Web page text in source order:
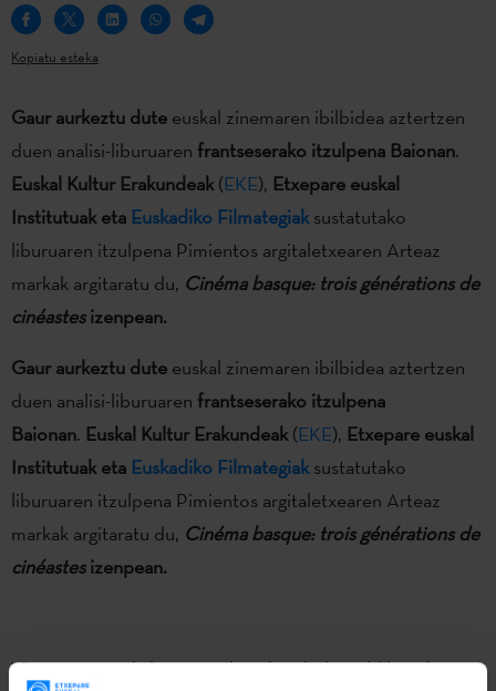
Kopiatu esteka
Gaur aurkeztu dute euskal zinemaren ibilbidea aztertzen
duen analisi-liburuaren frantseserako itzulpena Baionan.
Euskal Kultur Erakundeak(EKE), Etxepare euskal
Institutuak eta Euskadiko Filmategiaksustatutako
liburuaren itzulpena Pimientos argitaletxearen Arteaz
markak argitaratu du, Cinéma basque: trois générations de
cinéastesizenpean.
Gaur aurkeztu dute euskal zinemaren ibilbidea aztertzen
duen analisi-liburuaren frantseserako itzulpena
Baionan. Euskal Kultur Erakundeak(EKE), Etxepare euskal
Institutuak eta Euskadiko Filmategiaksustatutako
liburuaren itzulpena Pimientos argitaletxearen Arteaz
markak argitaratu du, Cinéma basque: trois générations de
cinéastesizenpean.
"Gutxienez euskal zinemagileen hiru belaunaldik jardunean